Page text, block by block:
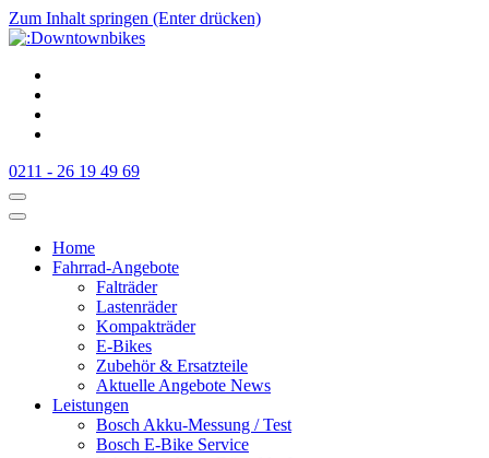
Zum Inhalt springen (Enter drücken)
:Downtownbikes
Der Fahrradladen in Düsseldorf am Hauptbahnhof
0211 - 26 19 49 69
Home
Fahrrad-Angebote
Falträder
Lastenräder
Kompakträder
E-Bikes
Zubehör & Ersatzteile
Aktuelle Angebote News
Leistungen
Bosch Akku-Messung / Test
Bosch E-Bike Service